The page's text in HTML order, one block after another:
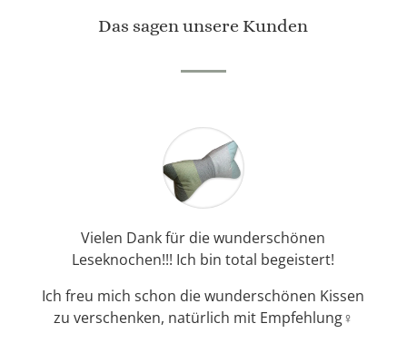
Das sagen unsere Kunden
Vielen Dank für die wunderschönen
Leseknochen!!! Ich bin total begeistert!
Ich freu mich schon die wunderschönen Kissen
zu verschenken, natürlich mit Empfehlung♀️